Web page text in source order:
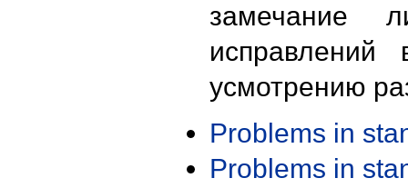
замечание
исправлений
усмотрению
Problems in
Problems in